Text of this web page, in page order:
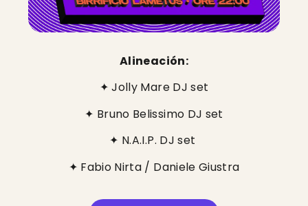
Alineación:
✦ Jolly Mare DJ set
✦ Bruno Belissimo DJ set
✦ N.A.I.P. DJ set
✦ Fabio Nirta / Daniele Giustra